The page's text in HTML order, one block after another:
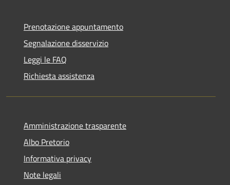
Prenotazione appuntamento
Segnalazione disservizio
Leggi le FAQ
Richiesta assistenza
Amministrazione trasparente
Albo Pretorio
Informativa privacy
Note legali